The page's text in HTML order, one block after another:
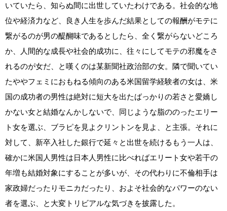
いていたら、知らぬ間に出世していたわけである。社会的な地
位や経済力など、良き人生を歩んだ結果としての報酬がモテに
繋がるのが男の醍醐味であるとしたら、全く繋がらないどころ
か、人間的な成長や社会的成功に、往々にしてモテの邪魔をさ
れるのが女だ、と嘆くのは某新聞社政治部の女。隣で聞いてい
たややフェミにおもねる傾向のある米国留学経験者の女は、米
国の成功者の男性は絶対に短大を出たばっかりの若さと愛嬌し
かない女と結婚なんかしないで、同じような脂ののったエリー
ト女を選ぶ、ブラピを見よクリントンを見よ、と主張。それに
対して、新卒入社した銀行で延々と出世を続けるもう一人は、
確かに米国人男性は日本人男性に比べればエリート女や若干の
年増も結婚対象にすることが多いが、その代わりに不倫相手は
家政婦だったりモニカだったり、およそ社会的なパワーのない
者を選ぶ、と大変トリビアルな気づきを披露した。